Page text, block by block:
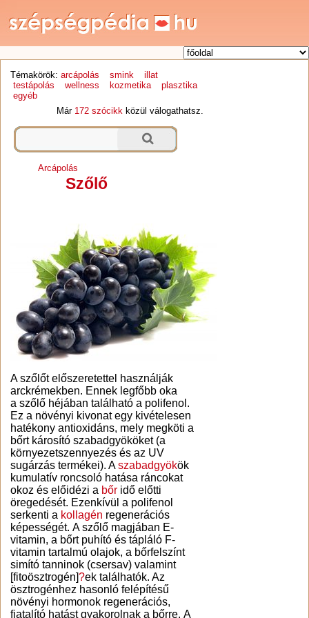
Témakörök: arcápolás smink
illat
testápolás
wellness kozmetika
plasztika
egyéb
Már 172 szócikk közül válogathatsz.
Arcápolás
Szőlő
A szőlőt előszeretettel használják
arckrémekben. Ennek legfőbb oka
a szőlő héjában található a polifenol.
Ez a növényi kivonat egy kivételesen
hatékony antioxidáns, mely megköti a
bőrt károsító szabadgyököket (a
környezetszennyezés és az UV
sugárzás termékei). Aszabadgyökök
kumulatív roncsoló hatása ráncokat
okoz és előidézi a bőr idő előtti
öregedését. Ezenkívül a polifenol
serkenti a kollagén regenerációs
képességét. A szőlő magjában E-
vitamin, a bőrt puhító és tápláló F-
vitamin tartalmú olajok, a bőrfelszínt
simító tanninok (csersav) valamint
[fitoösztrogén]?ek találhatók. Az
ösztrogénhez hasonló felépítésű
növényi hormonok regenerációs,
fiatalító hatást gyakorolnak a bőrre. A